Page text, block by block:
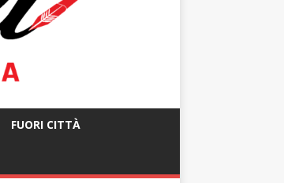
FUORI CITTÀ